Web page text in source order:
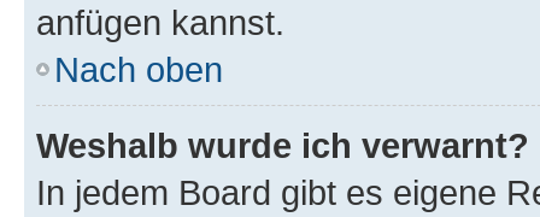
anfügen kannst.
Nach oben
Weshalb wurde ich verwarnt?
In jedem Board gibt es eigene